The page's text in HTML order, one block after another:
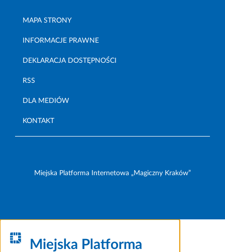
MAPA STRONY
INFORMACJE PRAWNE
DEKLARACJA DOSTĘPNOŚCI
RSS
DLA MEDIÓW
KONTAKT
Miejska Platforma Internetowa „Magiczny Kraków”
Miejska Platforma